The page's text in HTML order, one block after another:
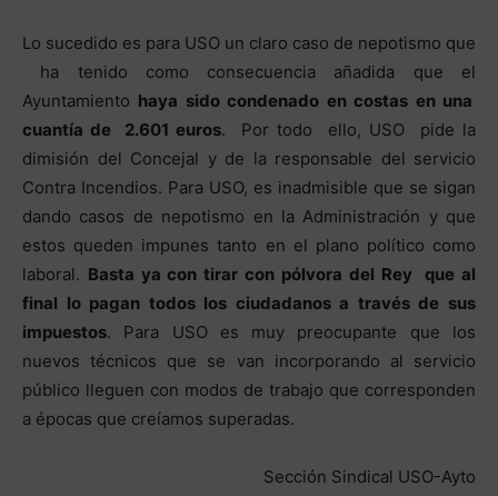
Lo sucedido es para USO un claro caso de nepotismo que
ha tenido como consecuencia añadida que el
Ayuntamiento haya sido condenado en costas en una
cuantía de 2.601 euros. Por todo ello, USO pide la
dimisión del Concejal y de la responsable del servicio
Contra Incendios. Para USO, es inadmisible que se sigan
dando casos de nepotismo en la Administración y que
estos queden impunes tanto en el plano político como
laboral. Basta ya con tirar con pólvora del Rey que al
final lo pagan todos los ciudadanos a través de sus
impuestos. Para USO es muy preocupante que los
nuevos técnicos que se van incorporando al servicio
público lleguen con modos de trabajo que corresponden
a épocas que creíamos superadas.
Sección Sindical USO-Ayto